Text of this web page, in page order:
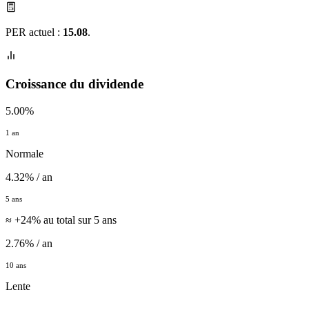
PER actuel : 15.08.
Croissance du dividende
5.00%
1 an
Normale
4.32% / an
5 ans
≈ +24% au total sur 5 ans
2.76% / an
10 ans
Lente